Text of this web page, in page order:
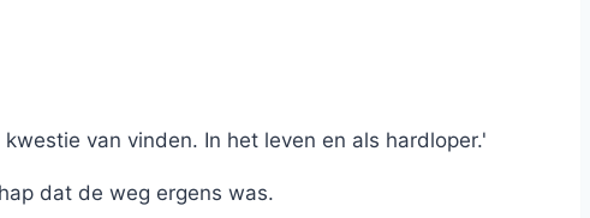
van vinden. In het leven en als hardloper.'
dat de weg ergens was.